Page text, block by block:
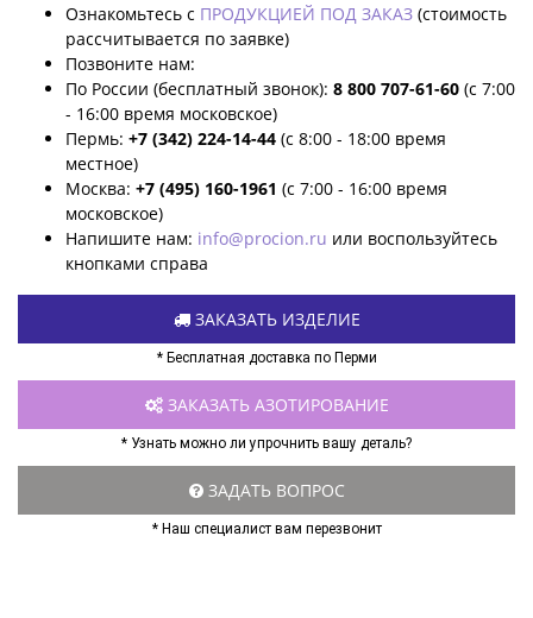
Ознакомьтесь с ПРОДУКЦИЕЙ ПОД ЗАКАЗ (стоимость
рассчитывается по заявке)
Позвоните нам:
По России (бесплатный звонок): 8 800 707-61-60 (с 7:00
- 16:00 время московское)
Пермь: +7 (342) 224-14-44 (с 8:00 - 18:00 время
местное)
Москва: +7 (495) 160-1961 (с 7:00 - 16:00 время
московское)
Напишите нам: info@procion.ru или воспользуйтесь
кнопками справа
ЗАКАЗАТЬ ИЗДЕЛИЕ
* Бесплатная доставка по Перми
ЗАКАЗАТЬ АЗОТИРОВАНИЕ
* Узнать можно ли упрочнить вашу деталь?
ЗАДАТЬ ВОПРОС
* Наш специалист вам перезвонит